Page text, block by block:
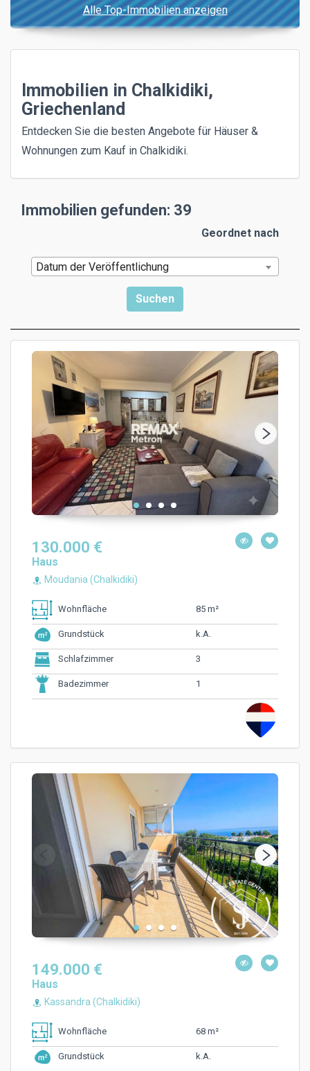
Alle Top-Immobilien anzeigen
Immobilien in Chalkidiki,
Griechenland
Entdecken Sie die besten Angebote für Häuser &
Wohnungen zum Kauf in Chalkidiki.
Immobilien gefunden: 39
Geordnet nach
Datum der Veröffentlichung
130.000 €
Haus
Moudania (Chalkidiki)
Wohnfläche 85 m²
Grundstück k.A.
Schlafzimmer 3
Badezimmer 1
149.000 €
Haus
Kassandra (Chalkidiki)
Wohnfläche 68 m²
Grundstück k.A.